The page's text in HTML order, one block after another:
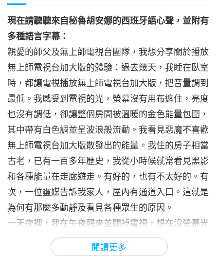
閱讀更多
現在請聽聽來自秘魯胡安娜的西班牙語心聲，並附有
多種語言字幕：
親愛的師父及無上師電視台團隊，我想分享關於播放
無上師電視台加大版的體驗：過去幾天，我睡在臥室
時，都讓電視播放無上師電視台加大版，把音量調到
最低。我感受到電視的光，螢幕沒有用布遮住，亮度
也沒有調低，卻讓整個房間被溫暖的金色能量包圍，
其中帶有白色調並呈波浪般流動。我看見惡魔不喜歡
無上師電視台加大版散發出的能量。我住的房子相當
古老，已有一百多年歷史，我從小時候就常看見黑影
和各種能量在走廊遊走。有好的，也有不太好的。有
次，一位靈媒告訴我家人，屋內有通道入口。這就是
為何有那麼多動靜及看見各種眾生的原因。
一天夜裡，我在午夜醒來並關掉電視，想在沒螢幕光
的情況下睡覺。再次入睡後，我離開了身體。看到一